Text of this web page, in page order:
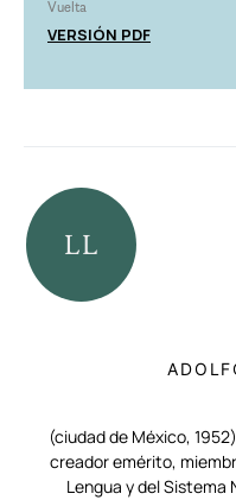
Vuelta
VERSIÓN PDF
(ciudad de México,
creador emérito,
Lengua y del Sistema